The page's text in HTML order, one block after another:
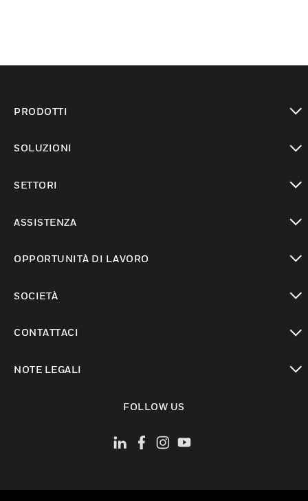
PRODOTTI
SOLUZIONI
SETTORI
ASSISTENZA
OPPORTUNITÀ DI LAVORO
SOCIETÀ
CONTATTACI
NOTE LEGALI
FOLLOW US